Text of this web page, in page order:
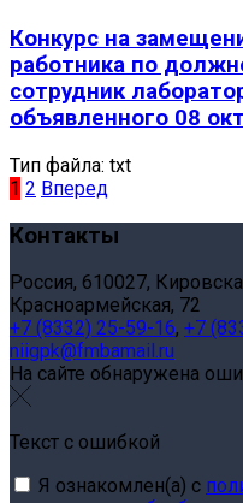
Конкурс на
работника по
сотрудник
объявленного 08
Тип файла: txt
1 2 Вперед
Контакты
Россия, 610027,
Красноармейская, 72
+7 (8332) 25-59-16, +7
niigpk@fmbamail.ru
На сайте обнаружена
Текст с ошибкой
Я ознакомлен(а) с